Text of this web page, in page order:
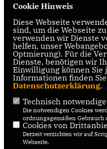
IMPRESSUM
CDU NRW
CDU Ruhr
CDU-Fraktion im
CDU-Fraktion im
CDU Deutschland
Cookie Hinweis
Diese Webseite
sind, um die Webseite
verwenden wir Dienste
helfen, unser
Optmierung). Für die
Dienste, benötigen wir
Einwilligung können Sie
Informationen finden
Datenschutzerklärung.
Technisch
Die notwendigen Cookies
ordnungsgemäßen Gebrauch
Cookies von
Derzeit verzichten wir auf
Webseite.